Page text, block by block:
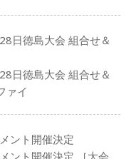
日徳島大会 組合せ＆
日徳島大会 組合せ＆
ァイ
ント開催決定